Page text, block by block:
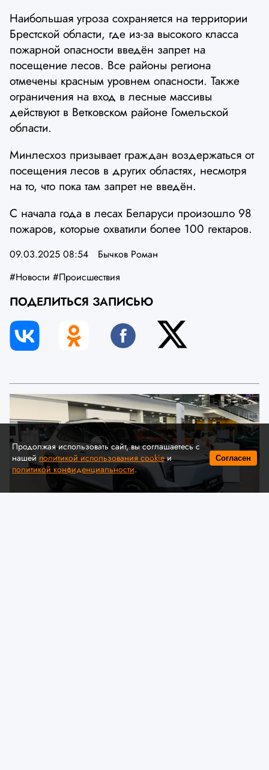
Наибольшая угроза сохраняется на территории
Брестской области, где из-за высокого класса
пожарной опасности введён запрет на
посещение лесов. Все районы региона
отмечены красным уровнем опасности. Также
ограничения на вход в лесные массивы
действуют в Ветковском районе Гомельской
области.
Минлесхоз призывает граждан воздержаться от
посещения лесов в других областях, несмотря
на то, что пока там запрет не введён.
С начала года в лесах Беларуси произошло 98
пожаров, которые охватили более 100 гектаров.
09.03.2025 08:54
Бычков Роман
#Новости #Происшествия
ПОДЕЛИТЬСЯ ЗАПИСЬЮ
Продолжая использовать сайт, вы соглашаетесь с
нашей политикой использования cookieи
политикой конфиденциальности.
Согласен